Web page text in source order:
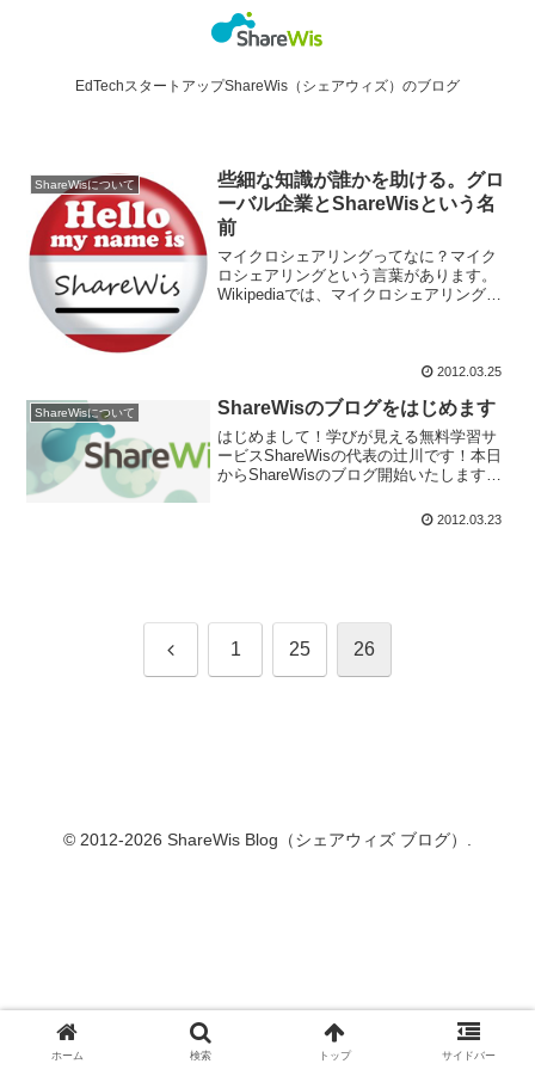
EdTechスタートアップShareWis（シェアウィズ）のブログ
ShareWisについて
些細な知識が誰かを助ける。グロ
ーバル企業とShareWisという名
前
マイクロシェアリングってなに？マイク
ロシェアリングという言葉があります。
Wikipediaでは、マイクロシェアリングの
2012.03.25
ShareWisについて ShareWisのブログをはじめます
はじめまして！学びが見える無料学習サ
ービスShareWisの代表の辻川です！本日
からShareWisのブログ開始いたします！
ShareWisの中のことや、学習・教育に関
2012.03.23
前 1 25 26
© 2012-2026 ShareWis Blog（シェアウィズ ブログ）.
ホーム 検索 トップ サイドバー